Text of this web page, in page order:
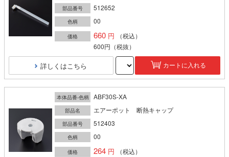
部品番号 512652
色柄 00
価格 660
（税込）
600円 （税抜）
詳しくはこちら カートに入れる
本体品番-色柄 ABF30S-XA
部品名 エアーポット 断熱キャップ
部品番号 512403
色柄 00
価格 264
（税込）